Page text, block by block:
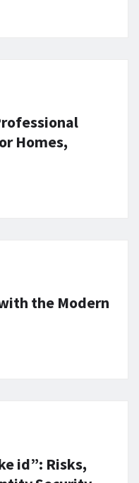
Homes,
the Modern
id”: Risks,